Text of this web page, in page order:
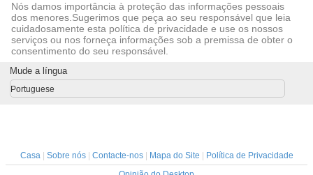
Nós damos importância à proteção das informações pessoais
dos menores.Sugerimos que peça ao seu responsável que leia
cuidadosamente esta política de privacidade e use os nossos
serviços ou nos forneça informações sob a premissa de obter o
consentimento do seu responsável.
Mude a língua
Portuguese
Casa| Sobre nós| Contacte-nos| Mapa do Site
Política de Privacidade